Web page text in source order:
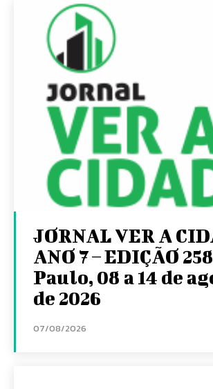
JORNAL VER A
ANO 7 – EDIÇÃO
Paulo, 08 a 14 de
de 2026
07/08/2026